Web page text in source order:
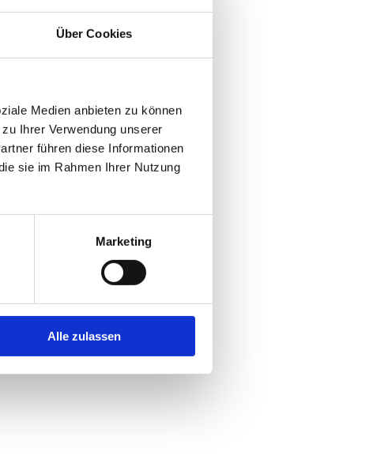
Über Cookies
Medien anbieten zu können
Ihrer Verwendung unserer
führen diese Informationen
sie im Rahmen Ihrer Nutzung
Marketing
Alle zulassen